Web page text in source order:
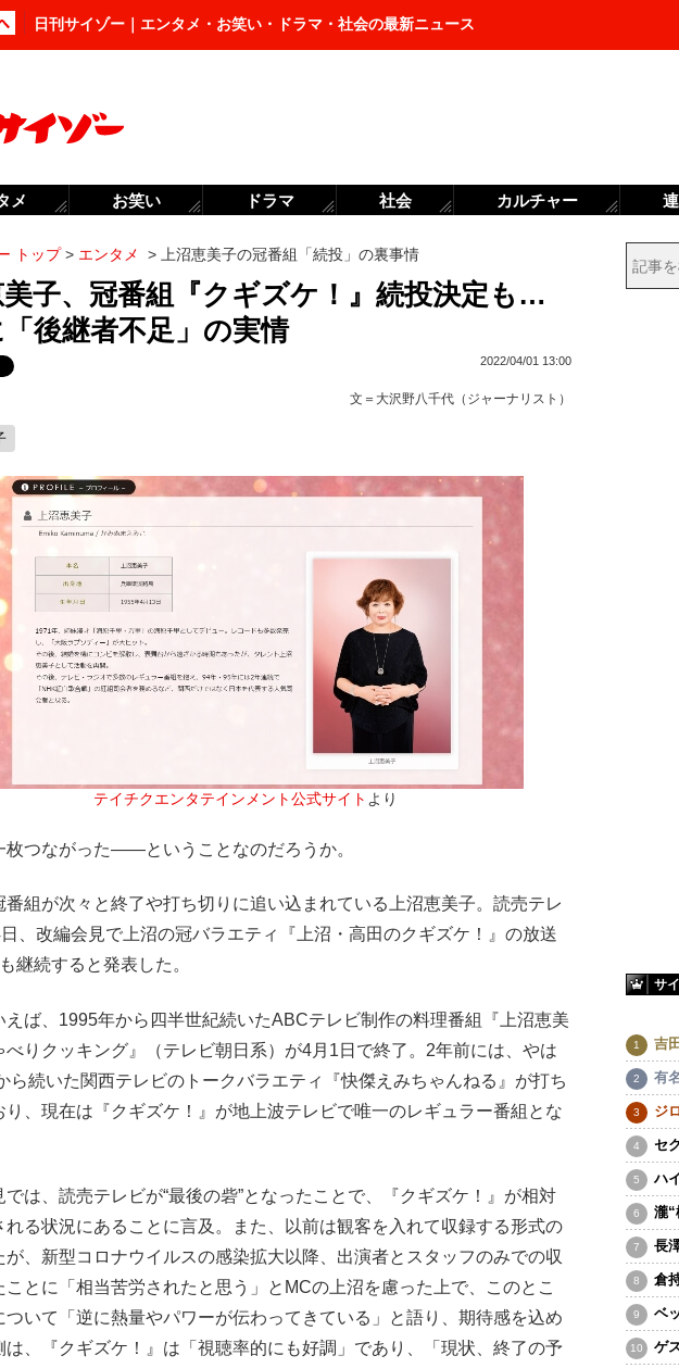
日刊サイゾー｜エンタメ・お笑い・ドラマ・社会の最新ニュース
トップ> エンタメ > 上沼恵美子の冠番組「続投」の裏事情
子、冠番組『クギズケ！』続投決定も…
後継者不足」の実情
2022/04/01 13:00
文＝ 大沢野八千代（ジャーナリスト）
テイチクエンタテインメント公式サイト より
つながった――ということなのだろうか。
組が次々と終了や打ち切りに追い込まれている上沼恵美子。読売テレ
、改編会見で上沼の冠バラエティ『上沼・高田のクギズケ！』の放送
継続すると発表した。
ば、1995年から四半世紀続いたABCテレビ制作の料理番組『上沼恵美
べりクッキング』（テレビ朝日系）が4月1日で終了。2年前には、やは
ら続いた関西テレビのトークバラエティ『快傑えみちゃんねる』が打ち
り、現在は『クギズケ！』が地上波テレビで唯一のレギュラー番組とな
は、読売テレビが“最後の砦”となったことで、『クギズケ！』が相対
れる状況にあることに言及。また、以前は観客を入れて収録する形式の
が、新型コロナウイルスの感染拡大以降、出演者とスタッフのみでの収
ことに「相当苦労されたと思う」とMCの上沼を慮った上で、このとこ
ついて「逆に熱量やパワーが伝わってきている」と語り、期待感を込め
は、『クギズケ！』は「視聴率的にも好調」であり、「現状、終了の予
サ
吉
有
ジ
セ
ハ
瀧“
長
倉
ベ
ゲ
メ お笑い ドラマ 社会 カルチャー